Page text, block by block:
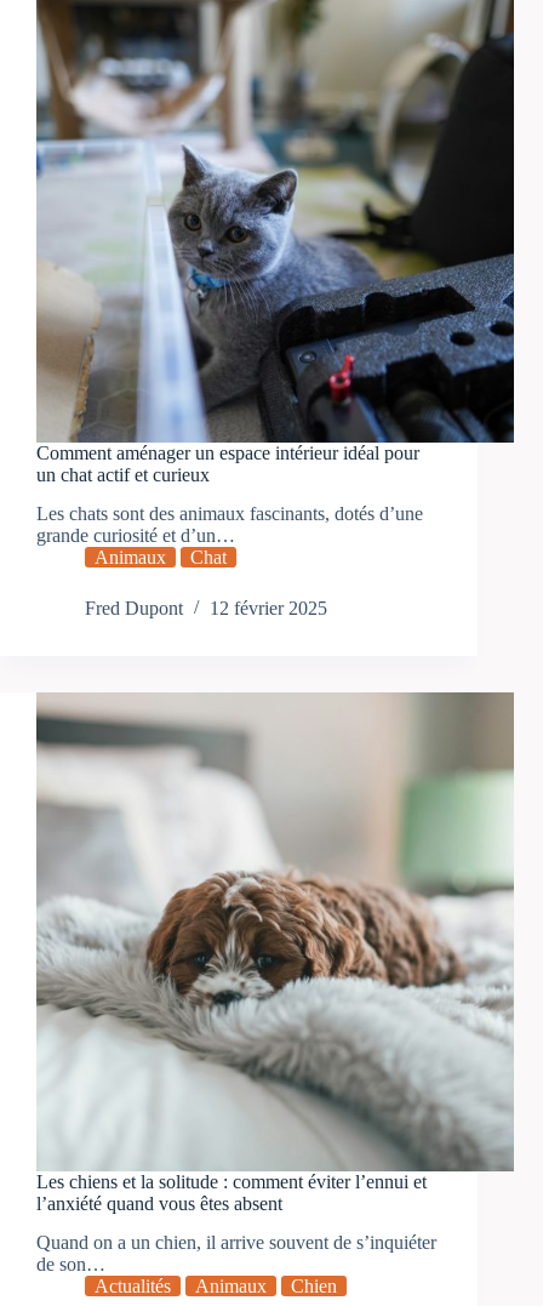
Comment aménager un espace intérieur idéal pour
un chat actif et curieux
Les chats sont des animaux fascinants, dotés d’une
grande curiosité et d’un…
Animaux
Chat
Fred Dupont 12 février 2025
Les chiens et la solitude : comment éviter l’ennui et
l’anxiété quand vous êtes absent
Quand on a un chien, il arrive souvent de s’inquiéter
de son…
Actualités
Animaux Chien